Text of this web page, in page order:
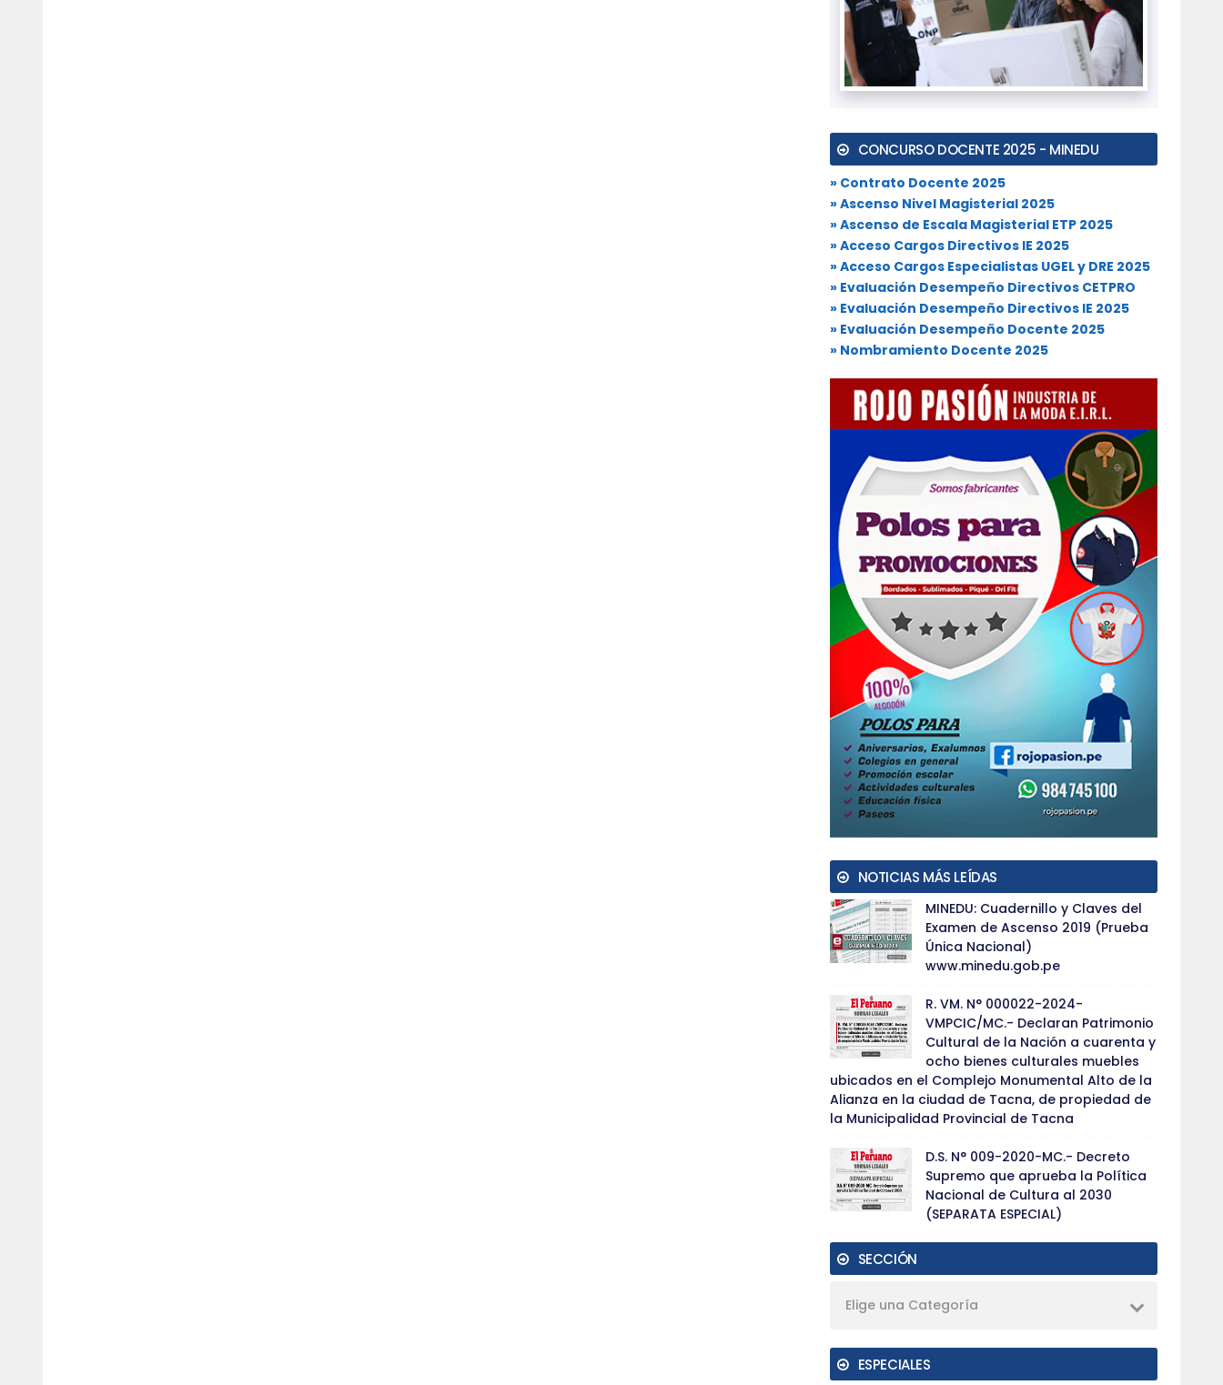
CONCURSO DOCENTE 2025 - MINEDU
» Contrato Docente 2025
» Ascenso Nivel Magisterial 2025
» Ascenso de Escala Magisterial ETP 2025
» Acceso Cargos Directivos IE 2025
» Acceso Cargos Especialistas UGEL y DRE 2025
» Evaluación Desempeño Directivos CETPRO
» Evaluación Desempeño Directivos IE 2025
» Evaluación Desempeño Docente 2025
» Nombramiento Docente 2025
NOTICIAS MÁS LEÍDAS
MINEDU: Cuadernillo y Claves del
Examen de Ascenso 2019 (Prueba
Única Nacional)
www.minedu.gob.pe
R. VM. N° 000022-2024-
VMPCIC/MC.- Declaran Patrimonio
Cultural de la Nación a cuarenta y
ocho bienes culturales muebles
ubicados en el Complejo Monumental Alto de la
Alianza en la ciudad de Tacna, de propiedad de
la Municipalidad Provincial de Tacna
D.S. N° 009-2020-MC.- Decreto
Supremo que aprueba la Política
Nacional de Cultura al 2030
(SEPARATA ESPECIAL)
SECCIÓN
Elige una Categoría
ESPECIALES